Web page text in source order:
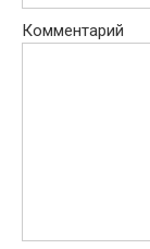
Комментарий